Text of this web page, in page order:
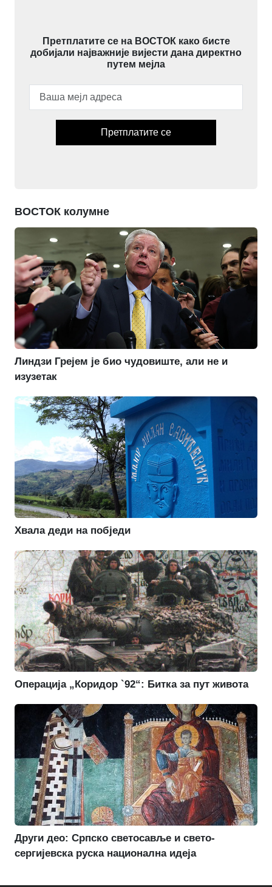
Претплатите се на ВОСТОК како бисте
добијали најважније вијести дана директно
путем мејла
Претплатите се
ВОСТОК колумне
Линдзи Грејем је био чудовиште, али не и
изузетак
Хвала деди на побједи
Операција „Коридор `92“: Битка за пут живота
Други део: Српско светосавље и свето-
сергијевска руска национална идеја